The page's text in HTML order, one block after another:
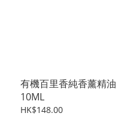
有機百里香純香薰精油
10ML
HK$148.00